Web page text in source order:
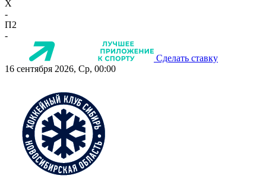
X
-
П2
-
Сделать ставку
16 сентября 2026, Ср, 00:00